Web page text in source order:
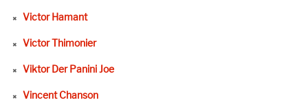
Victor Hamant
Victor Thimonier
Viktor Der Panini Joe
Vincent Chanson